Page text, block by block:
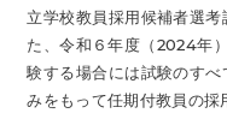
立学校教員採用候補者選
た、令和６年度（2024年
験する場合には試験のす
みをもって任期付教員の採